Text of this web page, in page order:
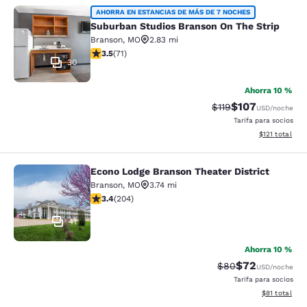
Suburban Studios Branson On The
30
AHORRA EN ESTANCIAS DE MÁS DE 7 NOCHES
Suburban Studios Branson On The Strip
Branson, MO
2.83 mi
calificación de 3.52 estrellas. Bueno. 71 reseñas
3.5(71)
Ahorra 10 %
Precio tachado:
$119Precio con
$107USD/noche
Tarifa para socios
Ver detalles
$121 total
Econo Lodge Branson Theater
41
Econo Lodge Branson Theater District
Branson, MO
3.74 mi
calificación de 3.38 estrellas. Bueno. 204 reseñas
3.4(204)
Ahorra 10 %
Precio tachado:
$80Precio con
$72USD/noche
Tarifa para socios
Ver detalles
$81 total